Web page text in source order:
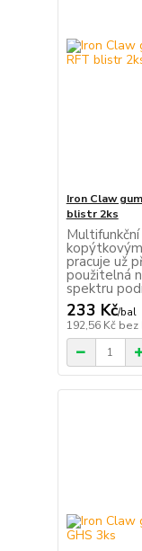
Iron Claw
blistr 2ks
pracuje už
použitelná
spektru
233 Kč/bal
192,56 Kč bez